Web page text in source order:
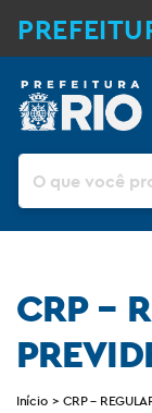
CRP –
Início > CRP –